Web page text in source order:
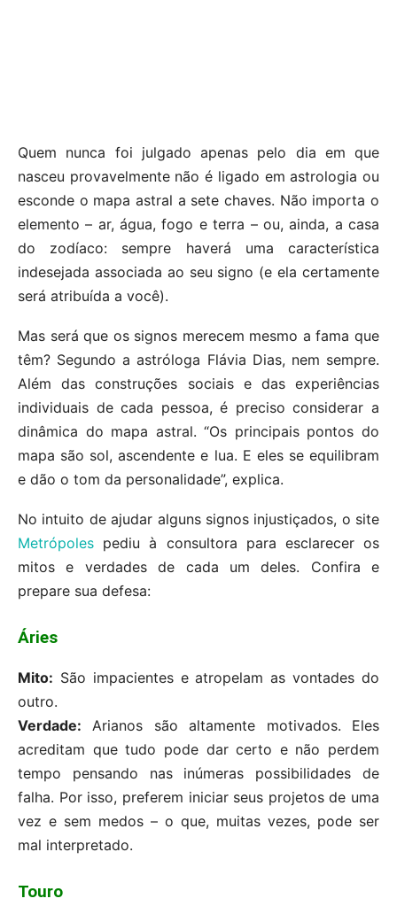
Quem nunca foi julgado apenas pelo dia em que
nasceu provavelmente não é ligado em astrologia ou
esconde o mapa astral a sete chaves. Não importa o
elemento – ar, água, fogo e terra – ou, ainda, a casa
do zodíaco: sempre haverá uma característica
indesejada associada ao seu signo (e ela certamente
será atribuída a você).
Mas será que os signos merecem mesmo a fama que
têm? Segundo a astróloga Flávia Dias, nem sempre.
Além das construções sociais e das experiências
individuais de cada pessoa, é preciso considerar a
dinâmica do mapa astral. “Os principais pontos do
mapa são sol, ascendente e lua. E eles se equilibram
e dão o tom da personalidade”, explica.
No intuito de ajudar alguns signos injustiçados, o site
Metrópoles pediu à consultora para esclarecer os
mitos e verdades de cada um deles. Confira e
prepare sua defesa:
Áries
Mito: São impacientes e atropelam as vontades do
outro.
Verdade: Arianos são altamente motivados. Eles
acreditam que tudo pode dar certo e não perdem
tempo pensando nas inúmeras possibilidades de
falha. Por isso, preferem iniciar seus projetos de uma
vez e sem medos – o que, muitas vezes, pode ser
mal interpretado.
Touro